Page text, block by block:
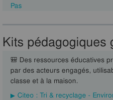
Pas
Kits pédagogiques
🎒 Des ressources éducatives
par des acteurs engagés,
classe et à la maison.
Citeo : Tri & recyclage -